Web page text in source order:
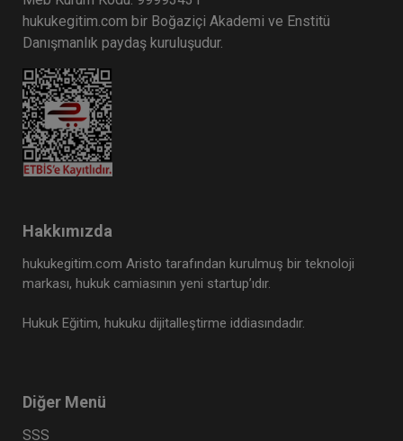
Kongresi - IV. Oturum
360 TL
Tüketici Hukuku Enstitüsü
hukukegitim.com bir Boğaziçi Akademi ve Enstitü
Danışmanlık paydaş kuruluşudur.
Hakkımızda
hukukegitim.com Aristo tarafından kurulmuş bir teknoloji
markası, hukuk camiasının yeni startup’ıdır.
Hukuk Eğitim, hukuku dijitalleştirme iddiasındadır.
Diğer Menü
SSS